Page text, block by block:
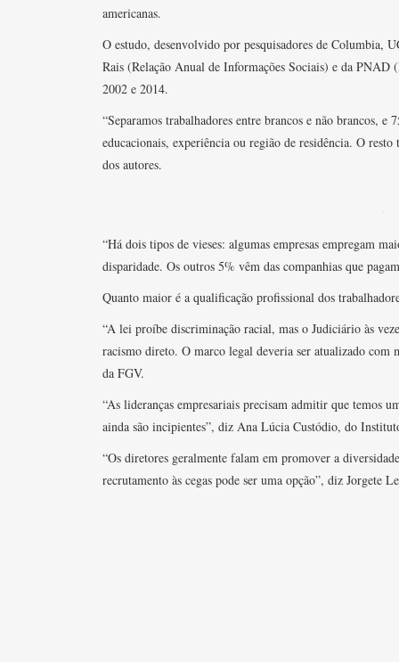
americanas.
O estudo, desenvolvido por pesquisadores de Columbia,
Rais (Relação Anual de Informações Sociais) e da
2002 e 2014.
“Separamos trabalhadores entre brancos e não brancos,
educacionais, experiência ou região de residência. O
dos autores.
“Há dois tipos de vieses: algumas empresas empregam
disparidade. Os outros 5% vêm das companhias que
Quanto maior é a qualificação profissional dos
“A lei proíbe discriminação racial, mas o Judiciário às
racismo direto. O marco legal deveria ser atualizado com
da FGV.
“As lideranças empresariais precisam admitir que temos
ainda são incipientes”, diz Ana Lúcia Custódio, do
“Os diretores geralmente falam em promover a
recrutamento às cegas pode ser uma opção”, diz Jorgete